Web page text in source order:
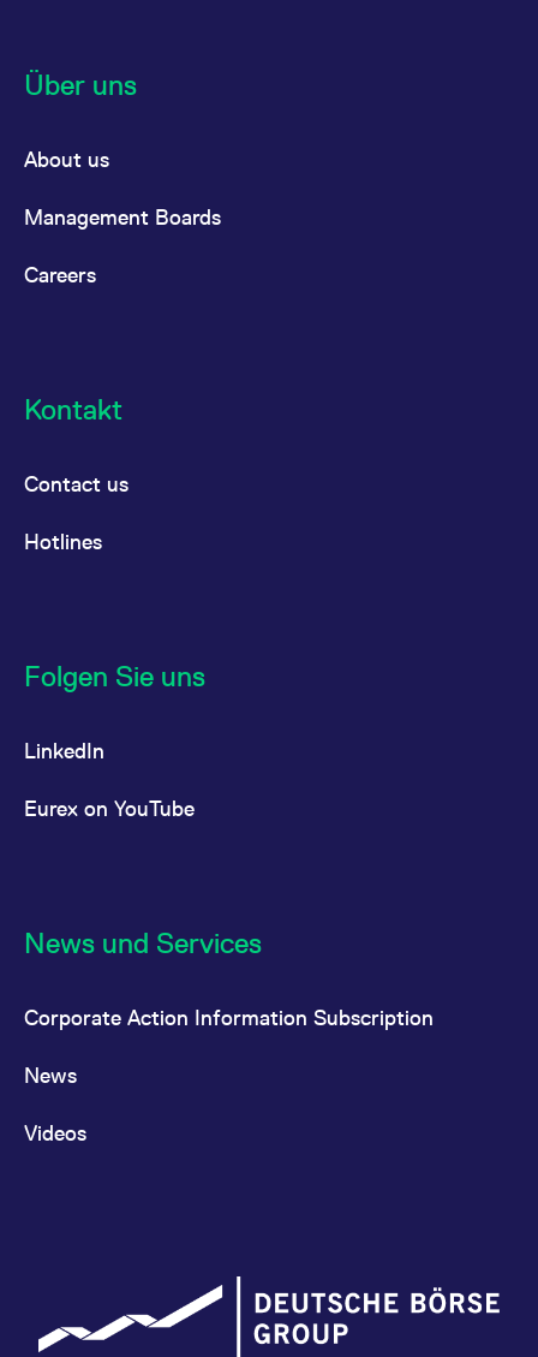
Über uns
About us
Management Boards
Careers
Kontakt
Contact us
Hotlines
Folgen Sie uns
LinkedIn
Eurex on YouTube
News und Services
Corporate Action Information Subscription
News
Videos